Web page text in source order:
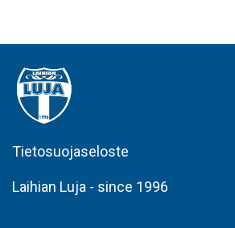
Tietosuojaseloste
Laihian Luja - since 1996